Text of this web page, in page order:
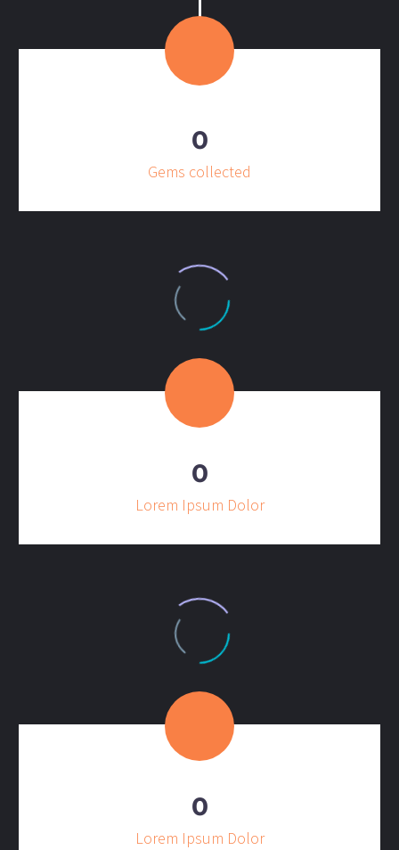
0
Gems collected
0
Lorem Ipsum Dolor
0
Lorem Ipsum Dolor